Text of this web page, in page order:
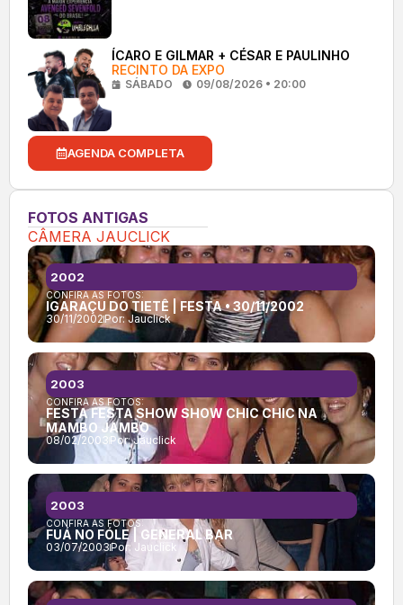
ÍCARO E GILMAR + CÉSAR E PAULINHO
RECINTO DA EXPO
SÁBADO 09/08/2026 • 20:00
AGENDA COMPLETA
FOTOS ANTIGAS
CÂMERA JAUCLICK
CONFIRA AS FOTOS:
IGARAÇU DO TIETÊ | FESTA • 30/11/2002
30/11/2002Por:Jauclick
2002
CONFIRA AS FOTOS:
FESTA FESTA SHOW SHOW CHIC CHIC NA
MAMBO JAMBO
08/02/2003 Por:Jauclick
2003
CONFIRA AS FOTOS:
FUÁ NO FÓLE | GENERAL BAR
03/07/2003Por: Jauclick
2003